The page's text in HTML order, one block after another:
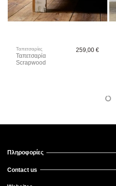
Ταπετσαρίες
Ταπετσαρία
Scrapwood
259,00 €